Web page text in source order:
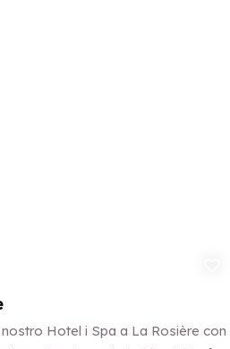
Hotel i Spa a La Rosière con